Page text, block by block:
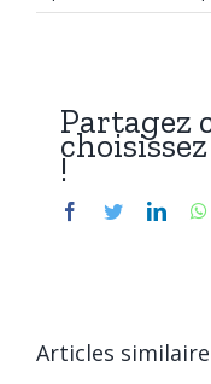
Partagez
!
Facebook
Twitter
Articles